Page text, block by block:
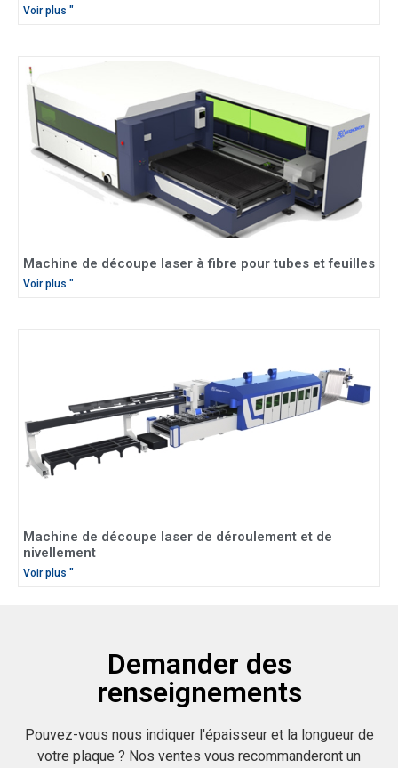
Voir plus "
Machine de découpe laser à fibre pour tubes et feuilles
Voir plus "
Machine de découpe laser de déroulement et de
nivellement
Voir plus "
Demander des
renseignements
Pouvez-vous nous indiquer l'épaisseur et la longueur de
votre plaque ? Nos ventes vous recommanderont un